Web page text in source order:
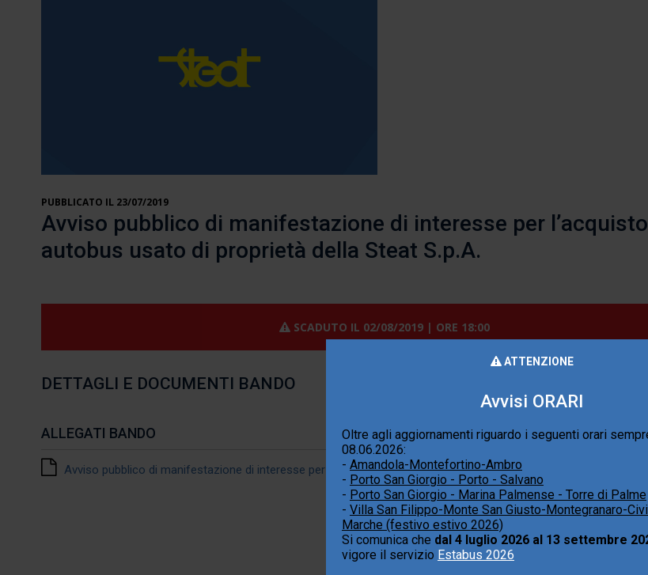
ATTENZIONE
Avvisi ORARI
Oltre agli aggiornamenti riguardo i seguenti orari
08.06.2026:
- Amandola-Montefortino-Ambro
- Porto San Giorgio - Porto - Salvano
- Porto San Giorgio - Marina Palmense - Torre di Palme
- Villa San Filippo-Monte San Giusto-Montegranaro-
Marche (festivo estivo 2026)
Si comunica che dal 4 luglio 2026 al 13 settembre
vigore il servizio Estabus 2026
PUBBLICATO IL 23/07/2019
Avviso pubblico di manifestazione di interesse per
autobus usato di proprietà della Steat S.p.A.
SCADUTO IL 02/08/2019 | ORE 18:00
DETTAGLI E DOCUMENTI BANDO
ALLEGATI BANDO
Avviso pubblico di manifestazione di interesse per l'acquisto di un autobus usato di proprietà della Steat S.p.A. >>